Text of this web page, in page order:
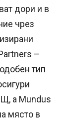
дори и в
чрез
–
тип
а Mundus
място в